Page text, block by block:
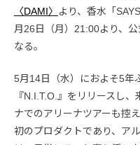
〈DAMI〉
より、香水「
月26日（月）21:00より、
なる。
5月14日（水）におよそ5年
『N.I.T.O.』をリリースし
ナでのアリーナツアーも控
初のプロダクトであり、ア